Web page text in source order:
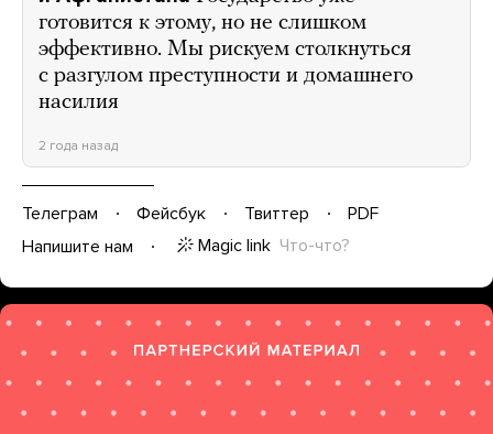
готовится к этому, но не слишком
эффективно. Мы рискуем столкнуться
с разгулом преступности и домашнего
насилия
2 года назад
Телеграм Фейсбук Твиттер
PDF
Напишите нам
Magic link Что-что?